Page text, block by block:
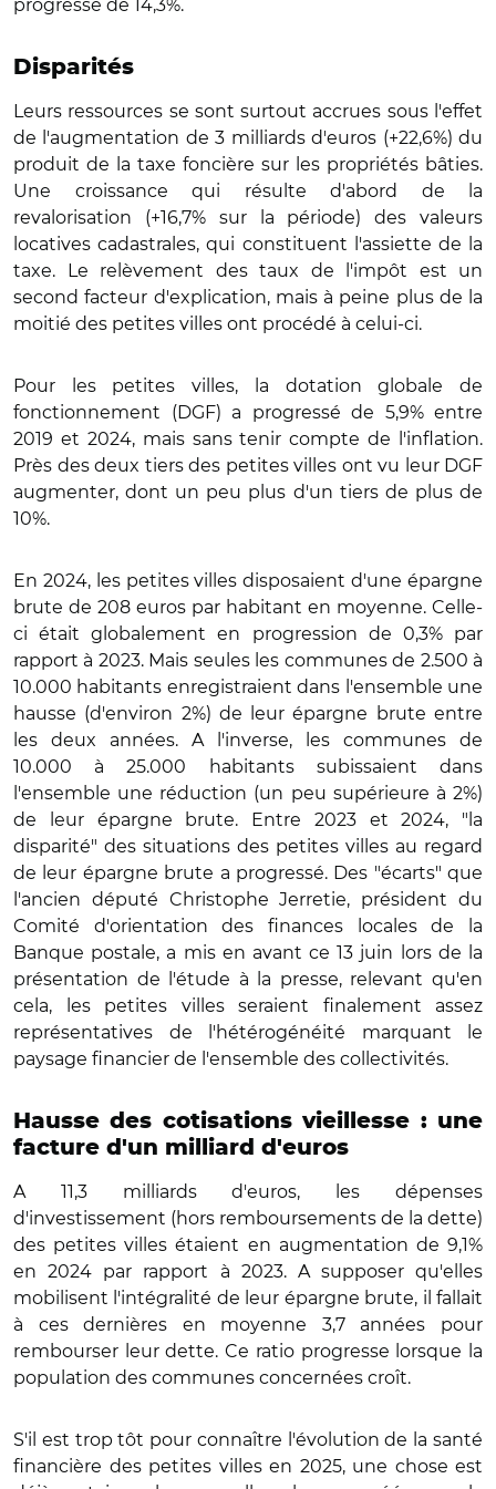
progressé de 14,3%.
Disparités
Leurs ressources se sont surtout accrues sous l'effet
de l'augmentation de 3 milliards d'euros (+22,6%) du
produit de la taxe foncière sur les propriétés bâties.
Une croissance qui résulte d'abord de la
revalorisation (+16,7% sur la période) des valeurs
locatives cadastrales, qui constituent l'assiette de la
taxe. Le relèvement des taux de l'impôt est un
second facteur d'explication, mais à peine plus de la
moitié des petites villes ont procédé à celui-ci.
Pour les petites villes, la dotation globale de
fonctionnement (DGF) a progressé de 5,9% entre
2019 et 2024, mais sans tenir compte de l'inflation.
Près des deux tiers des petites villes ont vu leur DGF
augmenter, dont un peu plus d'un tiers de plus de
10%.
En 2024, les petites villes disposaient d'une épargne
brute de 208 euros par habitant en moyenne. Celle-
ci était globalement en progression de 0,3% par
rapport à 2023. Mais seules les communes de 2.500 à
10.000 habitants enregistraient dans l'ensemble une
hausse (d'environ 2%) de leur épargne brute entre
les deux années. A l'inverse, les communes de
10.000 à 25.000 habitants subissaient dans
l'ensemble une réduction (un peu supérieure à 2%)
de leur épargne brute. Entre 2023 et 2024, "la
disparité" des situations des petites villes au regard
de leur épargne brute a progressé. Des "écarts" que
l'ancien député Christophe Jerretie, président du
Comité d'orientation des finances locales de la
Banque postale, a mis en avant ce 13 juin lors de la
présentation de l'étude à la presse, relevant qu'en
cela, les petites villes seraient finalement assez
représentatives de l'hétérogénéité marquant le
paysage financier de l'ensemble des collectivités.
Hausse des cotisations vieillesse : une
facture d'un milliard d'euros
A 11,3 milliards d'euros, les dépenses
d'investissement (hors remboursements de la dette)
des petites villes étaient en augmentation de 9,1%
en 2024 par rapport à 2023. A supposer qu'elles
mobilisent l'intégralité de leur épargne brute, il fallait
à ces dernières en moyenne 3,7 années pour
rembourser leur dette. Ce ratio progresse lorsque la
population des communes concernées croît.
S'il est trop tôt pour connaître l'évolution de la santé
financière des petites villes en 2025, une chose est